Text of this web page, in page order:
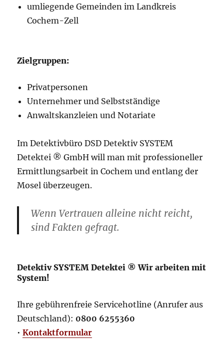
umliegende Gemeinden im Landkreis
Cochem-Zell
Zielgruppen:
Privatpersonen
Unternehmer und Selbstständige
Anwaltskanzleien und Notariate
Im Detektivbüro DSD Detektiv SYSTEM
Detektei ® GmbH will man mit professioneller
Ermittlungsarbeit in Cochem und entlang der
Mosel überzeugen.
Wenn Vertrauen alleine nicht reicht,
sind Fakten gefragt.
Detektiv SYSTEM Detektei ® Wir arbeiten mit
System!
Ihre gebührenfreie Servicehotline (Anrufer aus
Deutschland): 0800 6255360
•Kontaktformular